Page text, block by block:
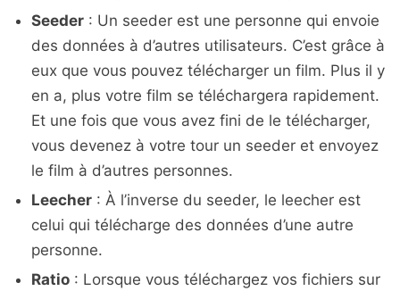
Seeder : Un seeder est une personne qui envoie
des données à d’autres utilisateurs. C’est grâce à
eux que vous pouvez télécharger un film. Plus il y
en a, plus votre film se téléchargera rapidement.
Et une fois que vous avez fini de le télécharger,
vous devenez à votre tour un seeder et envoyez
le film à d’autres personnes.
Leecher : À l’inverse du seeder, le leecher est
celui qui télécharge des données d’une autre
personne.
Ratio : Lorsque vous téléchargez vos fichiers sur